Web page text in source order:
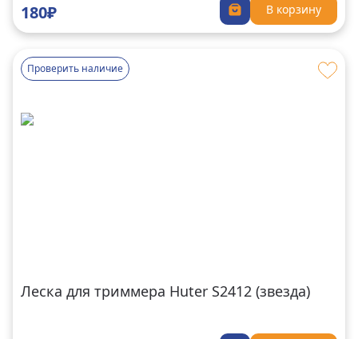
180₽ В корзину
Проверить наличие
Леска для триммера Huter S2412 (звезда)